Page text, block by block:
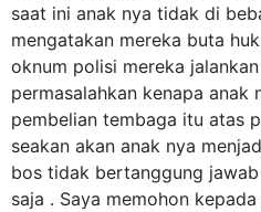
saat ini anak nya tidak di
mengatakan mereka buta
oknum polisi mereka
permasalahkan kenapa anak
pembelian tembaga itu atas
seakan akan anak nya
bos tidak bertanggung
saja . Saya memohon